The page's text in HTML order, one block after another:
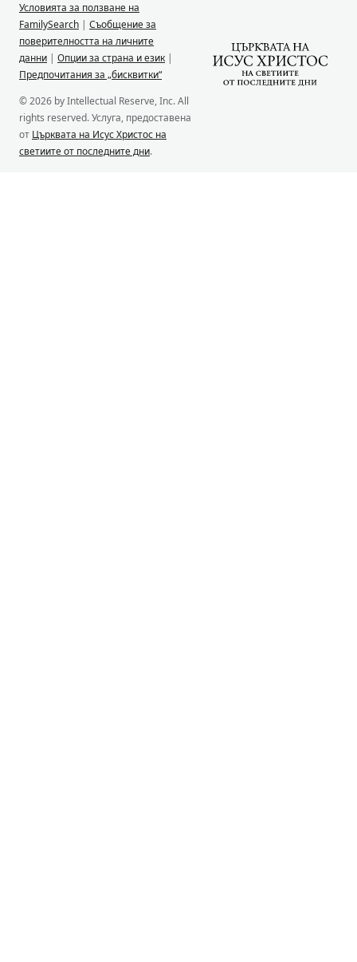
Условията за ползване на
FamilySearch | Съобщение за
поверителността на личните
данни | Опции за страна и език |
Предпочитания за „бисквитки“
© 2026 by Intellectual Reserve, Inc. All
rights reserved. Услуга, предоставена
от Църквата на Исус Христос на
светиите от последните дни.